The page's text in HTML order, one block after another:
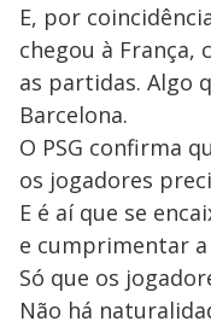
E, por
chegou à
as partidas. Algo
Barcelona.
O PSG confirma
os jogadores
E é aí que se
e cumprimentar
Só que os
Não há